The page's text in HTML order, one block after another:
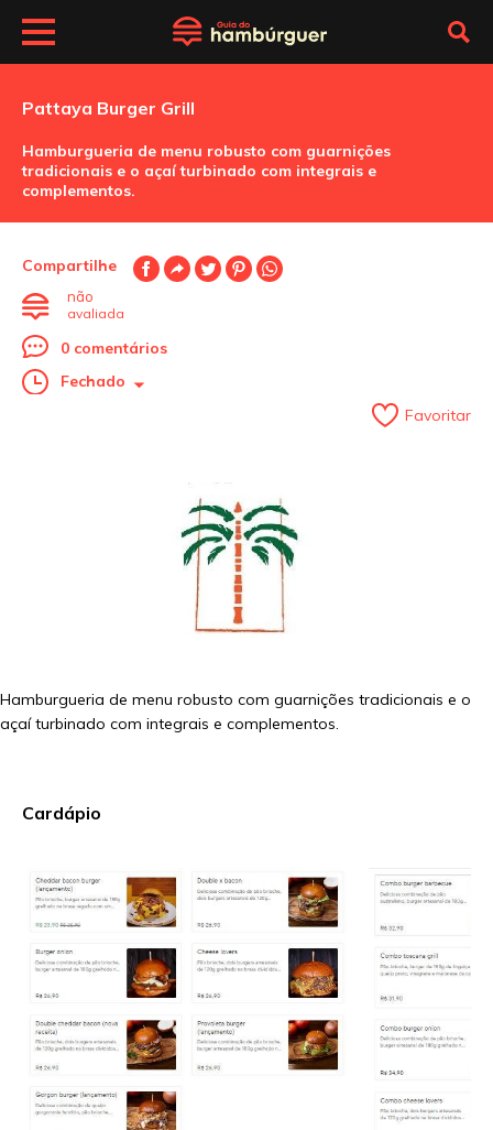
Pattaya Burger Grill
Hamburgueria de menu robusto com guarnições
tradicionais e o açaí turbinado com integrais e
complementos.
Compartilhe
não
avaliada
0 comentários
Fechado
Favoritar
Hamburgueria de menu robusto com guarnições tradicionais e o
açaí turbinado com integrais e complementos.
Cardápio